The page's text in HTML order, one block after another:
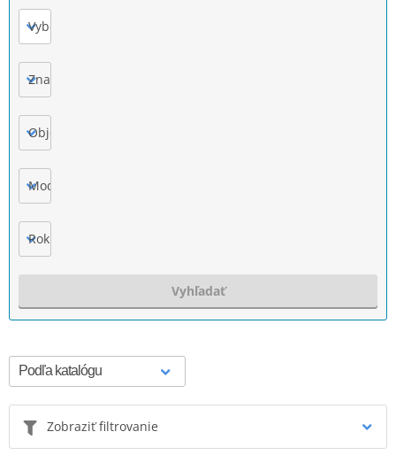
Vyberte
Značka
Objem motora
Model
Rok výroby
Vyhľadať
Zobraziť filtrovanie